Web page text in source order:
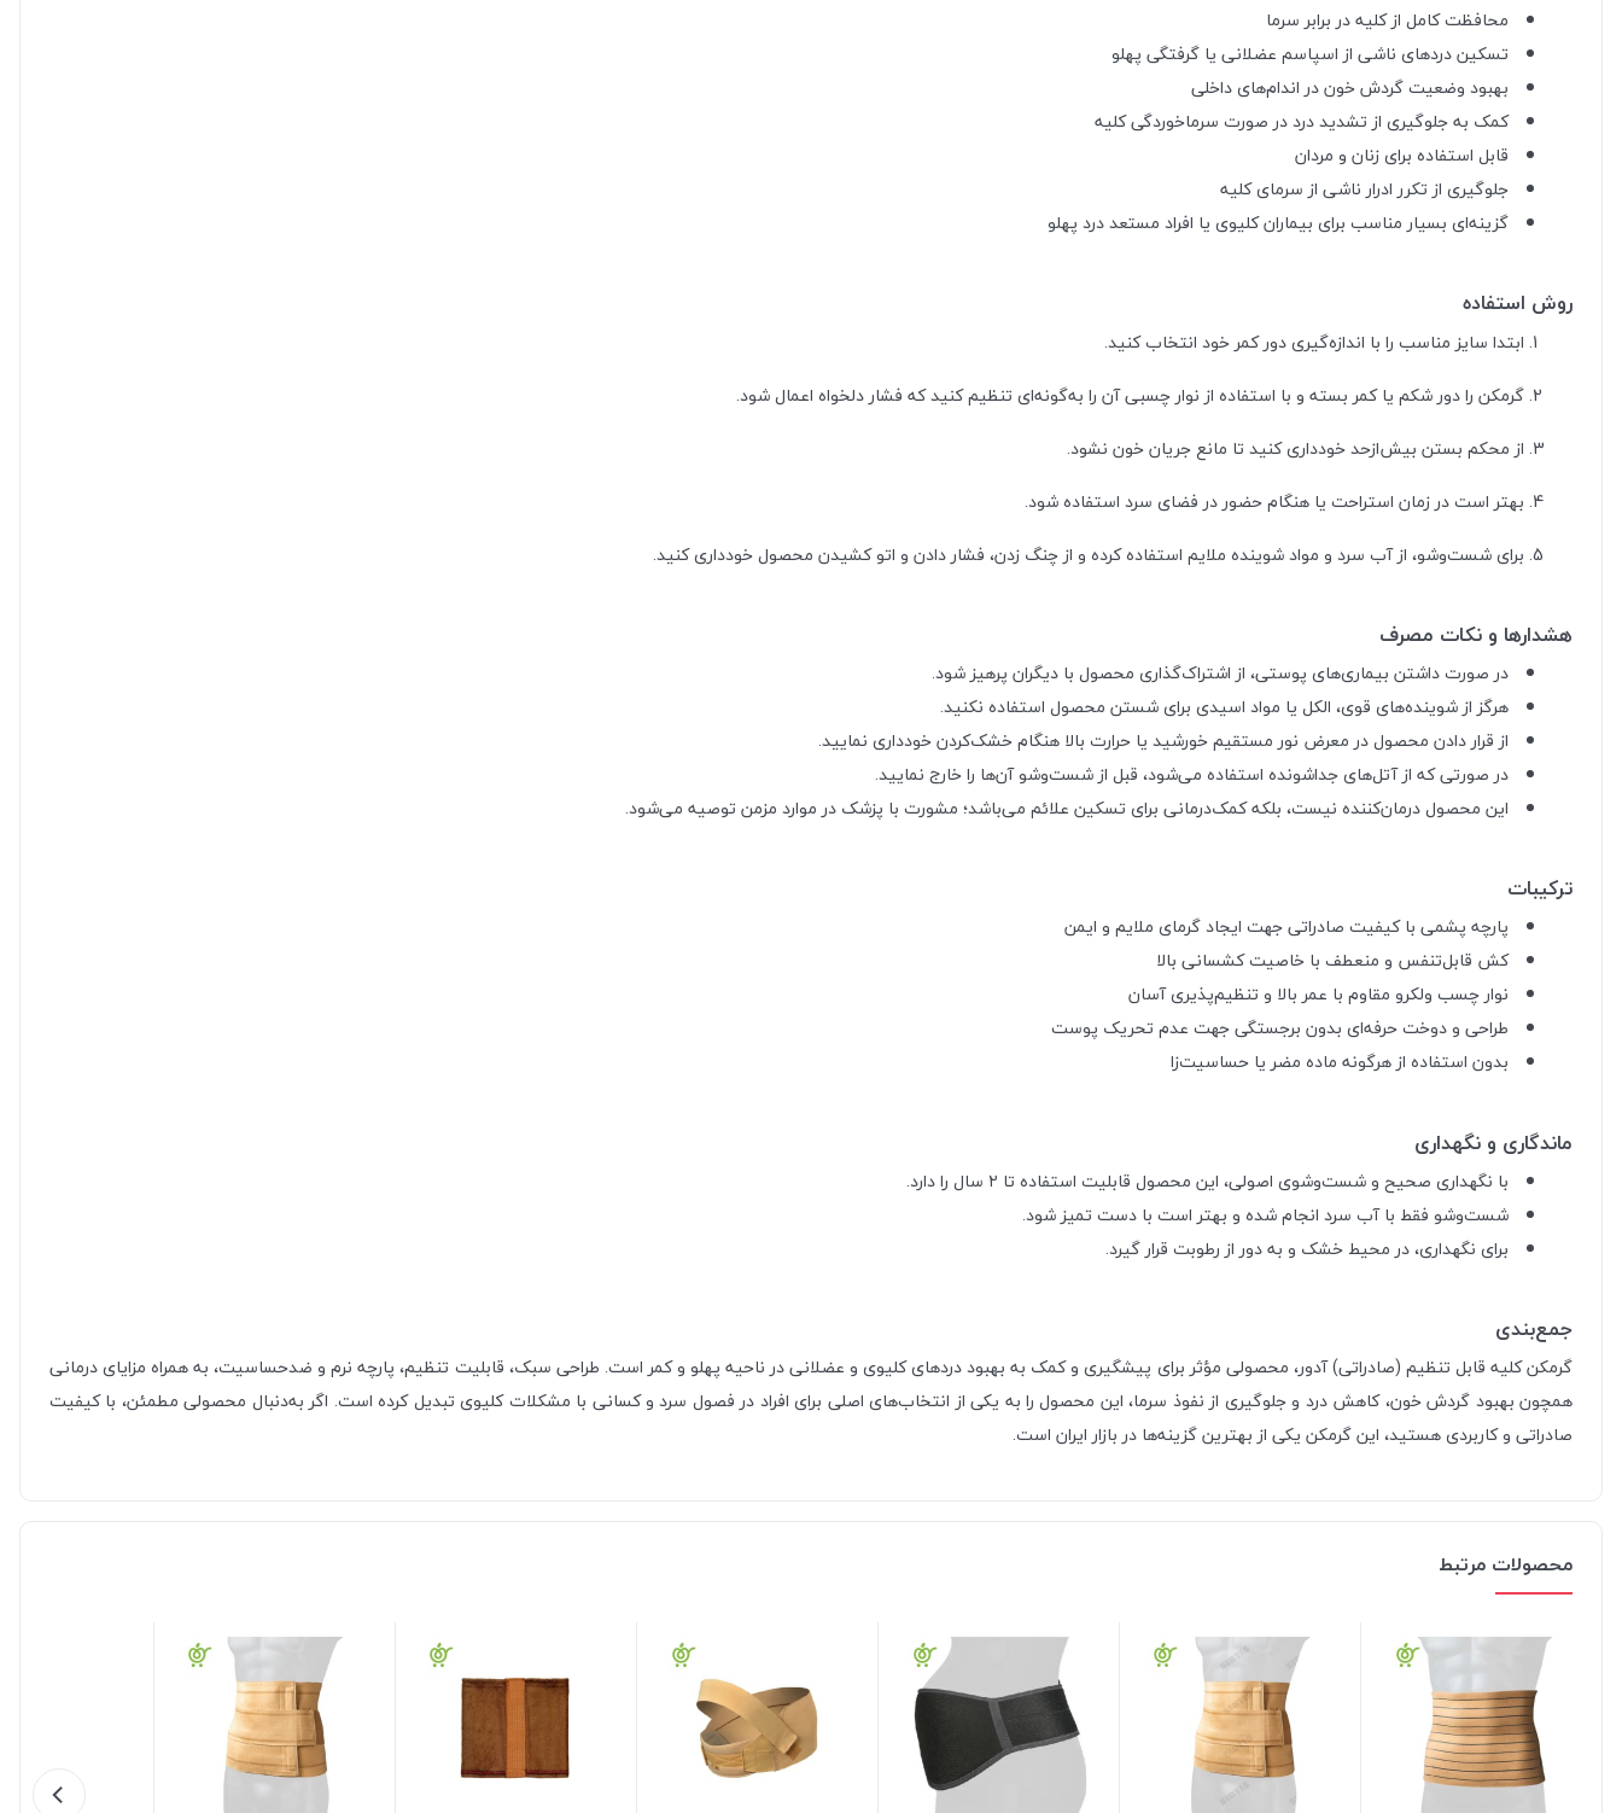
محافظت کامل از کلیه در برابر سرما
تسکین دردهای ناشی از اسپاسم عضلانی یا گرفتگی پهلو
بهبود وضعیت گردش خون در اندام‌های داخلی
کمک به جلوگیری از تشدید درد در صورت سرماخوردگی کلیه
قابل استفاده برای زنان و مردان
جلوگیری از تکرر ادرار ناشی از سرمای کلیه
گزینه‌ای بسیار مناسب برای بیماران کلیوی یا افراد مستعد درد پهلو
روش استفاده
ابتدا سایز مناسب را با اندازه‌گیری دور کمر خود انتخاب کنید.
گرمکن را دور شکم یا کمر بسته و با استفاده از نوار چسبی آن را به‌گونه‌ای تنظیم کنید که فشار دلخواه اعمال شود.
از محکم بستن بیش‌ازحد خودداری کنید تا مانع جریان خون نشود.
بهتر است در زمان استراحت یا هنگام حضور در فضای سرد استفاده شود.
برای شست‌وشو، از آب سرد و مواد شوینده ملایم استفاده کرده و از چنگ زدن، فشار دادن و اتو کشیدن محصول خودداری کنید.
هشدارها و نکات مصرف
در صورت داشتن بیماری‌های پوستی، از اشتراک‌گذاری محصول با دیگران پرهیز شود.
هرگز از شوینده‌های قوی، الکل یا مواد اسیدی برای شستن محصول استفاده نکنید.
از قرار دادن محصول در معرض نور مستقیم خورشید یا حرارت بالا هنگام خشک‌کردن خودداری نمایید.
در صورتی که از آتل‌های جداشونده استفاده می‌شود، قبل از شست‌وشو آن‌ها را خارج نمایید.
این محصول درمان‌کننده نیست، بلکه کمک‌درمانی برای تسکین علائم می‌باشد؛ مشورت با پزشک در موارد مزمن توصیه می‌شود.
ترکیبات
پارچه پشمی با کیفیت صادراتی جهت ایجاد گرمای ملایم و ایمن
کش قابل‌تنفس و منعطف با خاصیت کشسانی بالا
نوار چسب ولکرو مقاوم با عمر بالا و تنظیم‌پذیری آسان
طراحی و دوخت حرفه‌ای بدون برجستگی جهت عدم تحریک پوست
بدون استفاده از هرگونه ماده مضر یا حساسیت‌زا
ماندگاری و نگهداری
با نگهداری صحیح و شست‌وشوی اصولی، این محصول قابلیت استفاده تا ۲ سال را دارد.
شست‌وشو فقط با آب سرد انجام شده و بهتر است با دست تمیز شود.
برای نگهداری، در محیط خشک و به دور از رطوبت قرار گیرد.
جمع‌بندی
گرمکن کلیه قابل تنظیم (صادراتی) آدور، محصولی مؤثر برای پیشگیری و کمک به بهبود دردهای کلیوی و عضلانی در ناحیه پهلو و کمر است. طراحی سبک، قابلیت تنظیم، پارچه نرم و ضدحساسیت، به همراه مزایای درمانی
همچون بهبود گردش خون، کاهش درد و جلوگیری از نفوذ سرما، این محصول را به یکی از انتخاب‌های اصلی برای افراد در فصول سرد و کسانی با مشکلات کلیوی تبدیل کرده است. اگر به‌دنبال محصولی مطمئن، با کیفیت
صادراتی و کاربردی هستید، این گرمکن یکی از بهترین گزینه‌ها در بازار ایران است.
محصولات مرتبط